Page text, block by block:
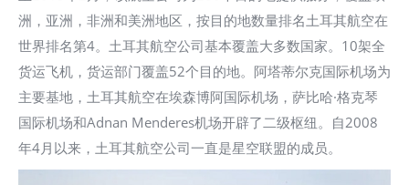
洲，亚洲，非洲和美洲地区，按目的地数量排名土耳其航空在
世界排名第4。土耳其航空公司基本覆盖大多数国家。10架全
货运飞机，货运部门覆盖52个目的地。阿塔蒂尔克国际机场为
主要基地，土耳其航空在埃森博阿国际机场，萨比哈·格克琴
国际机场和Adnan Menderes机场开辟了二级枢纽。自2008
年4月以来，土耳其航空公司一直是星空联盟的成员。